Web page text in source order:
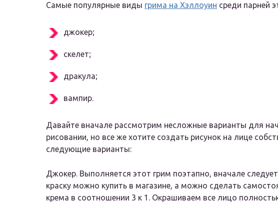
Самые популярные виды грима на Хэллоуин среди парней
джокер;
скелет;
дракула;
вампир.
Давайте вначале рассмотрим несложные варианты для
рисовании, но все же хотите создать рисунок на лице
следующие варианты:
Джокер. Выполняется этот грим поэтапно, вначале
краску можно купить в магазине, а можно сделать
крема в соотношении 3 к 1. Окрашиваем все лицо